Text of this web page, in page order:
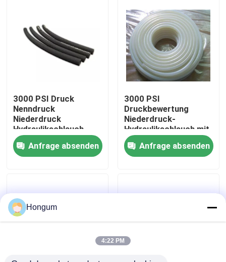
Über uns
Werksbesichtigung
Qualitätskontrolle
Neuigkeiten
Bitte um ein Angebot
Gummimembrandichtungen
3000 PSI Druck
Nenndruck
Niederdruck
Hydraulikschlauch
kompatibel mit
Krempfittings
Anfrage absenden
3000 PSI
Druckbewertung
Niederdruck-
Hydraulikschlauch mit
innerem Rohr aus
synthetischem Gummi
Anfrage absenden
Hongum
4:22 PM